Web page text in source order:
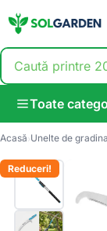
Toate
Acasă Unelte de gradina
Reduceri!